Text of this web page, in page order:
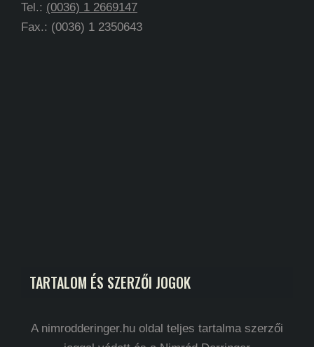
Tel.: (0036) 1 2669147
Fax.: (0036) 1 2350643
TARTALOM ÉS SZERZŐI JOGOK
A nimrodderinger.hu oldal teljes tartalma szerzői